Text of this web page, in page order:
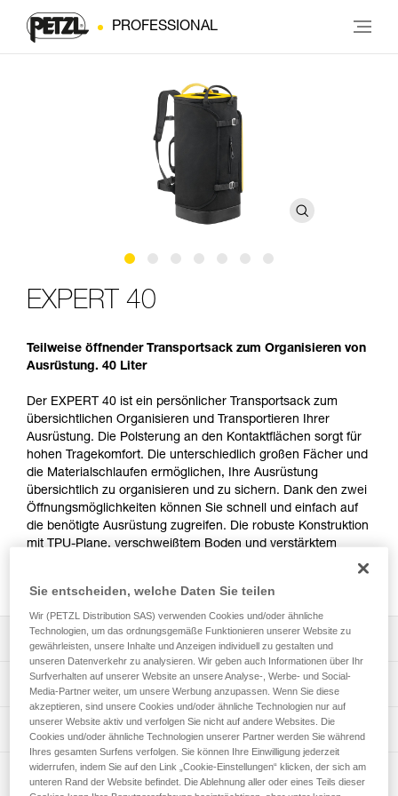
PROFESSIONAL
EXPERT 40
Teilweise öffnender Transportsack zum Organisieren von
Ausrüstung. 40 Liter
Der EXPERT 40 ist ein persönlicher Transportsack zum
übersichtlichen Organisieren und Transportieren Ihrer
Ausrüstung. Die Polsterung an den Kontaktflächen sorgt für
hohen Tragekomfort. Die unterschiedlich großen Fächer und
die Materialschlaufen ermöglichen, Ihre Ausrüstung
übersichtlich zu organisieren und zu sichern. Dank den zwei
Öffnungsmöglichkeiten können Sie schnell und einfach auf
die benötigte Ausrüstung zugreifen. Die robuste Konstruktion
mit TPU-Plane, verschweißtem Boden und verstärktem
Leistungsverzeichnis
Komfortable und ergonomische Anwendung:
- Die Polsterung an Schulterträgern und Rücken sorgt für
hohen Tragekomfort.
- Die Schulterträger sowie der Bauch- und Brustriemen
sind einstellbar und passen sich dadurch optimal Ihrer
Körperform an.
- Der Bauchriemen kann bei Nichtgebrauch unten im
Technische Spezifikationen
Volumen: 40 Liter
Abmessungen: 62 x 31 x 21 cm
Gewicht: 1480 g
Technische Informationen
Häufige Fragen
Häufige Fragen
Wartung
Sie entscheiden, welche Daten Sie teilen
Wir (PETZL Distribution SAS) verwenden Cookies und/oder ähnliche
Technologien, um das ordnungsgemäße Funktionieren unserer Website zu
gewährleisten, unsere Inhalte und Anzeigen individuell zu gestalten und
unseren Datenverkehr zu analysieren. Wir geben auch Informationen über Ihr
Surfverhalten auf unserer Website an unsere Analyse-, Werbe- und Social-
Media-Partner weiter, um unsere Werbung anzupassen. Wenn Sie diese
akzeptieren, sind unsere Cookies und/oder ähnliche Technologien nur auf
unserer Website aktiv und verfolgen Sie nicht auf andere Websites. Die
Cookies und/oder ähnliche Technologien unserer Partner werden Sie während
Ihres gesamten Surfens verfolgen. Sie können Ihre Einwilligung jederzeit
widerrufen, indem Sie auf den Link „Cookie-Einstellungen“ klicken, der sich am
unteren Rand der Website befindet. Die Ablehnung aller oder eines Teils dieser